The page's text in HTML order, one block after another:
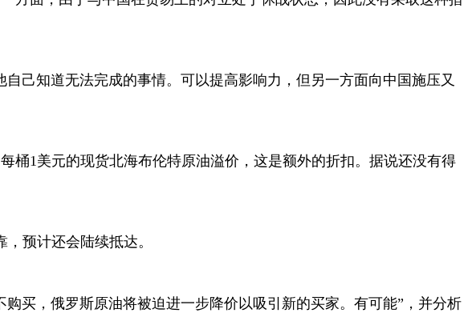
己知道无法完成的事情。可以提高影响力，但另一方面向中国施压又
桶1 美元的现货北海布伦特原油溢价，这是额外的折扣。据说还没有得
预计还会陆续抵达。
买，俄罗斯原油将被迫进一步降价以吸引新的买家。有可能”，并分析